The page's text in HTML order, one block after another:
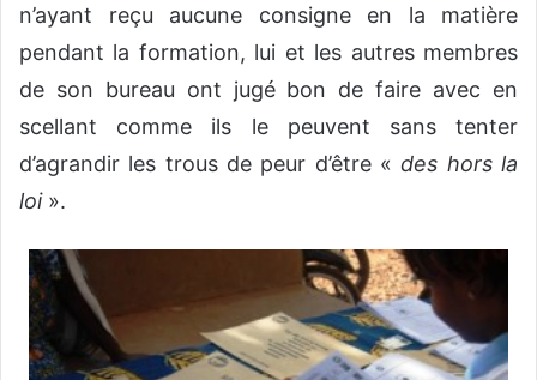
n’ayant reçu aucune consigne en la matière
pendant la formation, lui et les autres membres
de son bureau ont jugé bon de faire avec en
scellant comme ils le peuvent sans tenter
d’agrandir les trous de peur d’être «des hors la
loi».